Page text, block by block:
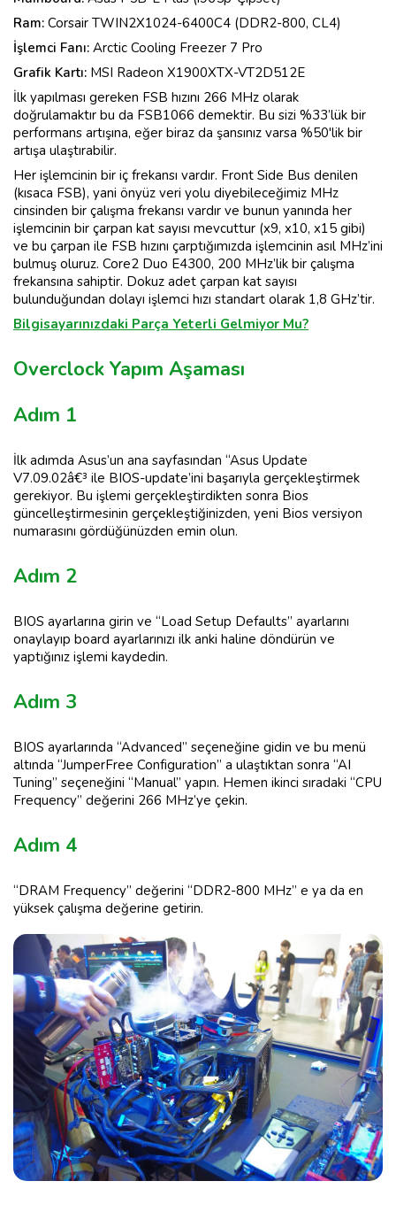
Ram: Corsair TWIN2X1024-6400C4 (DDR2-800, CL4)
İşlemci Fanı: Arctic Cooling Freezer 7 Pro
Grafik Kartı: MSI Radeon X1900XTX-VT2D512E
İlk yapılması gereken FSB hızını 266 MHz olarak
doğrulamaktır bu da FSB1066 demektir. Bu sizi %33’lük bir
performans artışına, eğer biraz da şansınız varsa %50'lik bir
artışa ulaştırabilir.
Her işlemcinin bir iç frekansı vardır. Front Side Bus denilen
(kısaca FSB), yani önyüz veri yolu diyebileceğimiz MHz
cinsinden bir çalışma frekansı vardır ve bunun yanında her
işlemcinin bir çarpan kat sayısı mevcuttur (x9, x10, x15 gibi)
ve bu çarpan ile FSB hızını çarptığımızda işlemcinin asıl MHz’ini
bulmuş oluruz. Core2 Duo E4300, 200 MHz’lik bir çalışma
frekansına sahiptir. Dokuz adet çarpan kat sayısı
bulunduğundan dolayı işlemci hızı standart olarak 1,8 GHz’tir.
Bilgisayarınızdaki Parça Yeterli Gelmiyor Mu?
Overclock Yapım Aşaması
Adım 1
İlk adımda Asus’un ana sayfasından “Asus Update
V7.09.02â€³ ile BIOS-update’ini başarıyla gerçekleştirmek
gerekiyor. Bu işlemi gerçekleştirdikten sonra Bios
güncelleştirmesinin gerçekleştiğinizden, yeni Bios versiyon
numarasını gördüğünüzden emin olun.
Adım 2
BIOS ayarlarına girin ve “Load Setup Defaults” ayarlarını
onaylayıp board ayarlarınızı ilk anki haline döndürün ve
yaptığınız işlemi kaydedin.
Adım 3
BIOS ayarlarında “Advanced” seçeneğine gidin ve bu menü
altında “JumperFree Configuration” a ulaştıktan sonra “AI
Tuning” seçeneğini “Manual” yapın. Hemen ikinci sıradaki “CPU
Frequency” değerini 266 MHz’ye çekin.
Adım 4
“DRAM Frequency” değerini “DDR2-800 MHz” e ya da en
yüksek çalışma değerine getirin.